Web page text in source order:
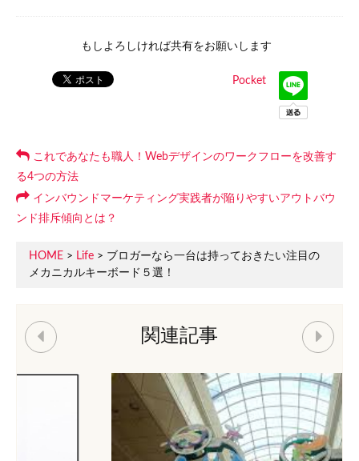
もしよろしければ共有をお願いします
Pocket
これであなたも職人！Webデザインのワークフローを改善す
る4つの方法
インバウンドマーケティング実践者が陥りやすいアウトバウ
ンド排斥傾向とは？
HOME > Life > ブロガーなら一台は持っておきたい注目の
メカニカルキーボード５選！
関連記事